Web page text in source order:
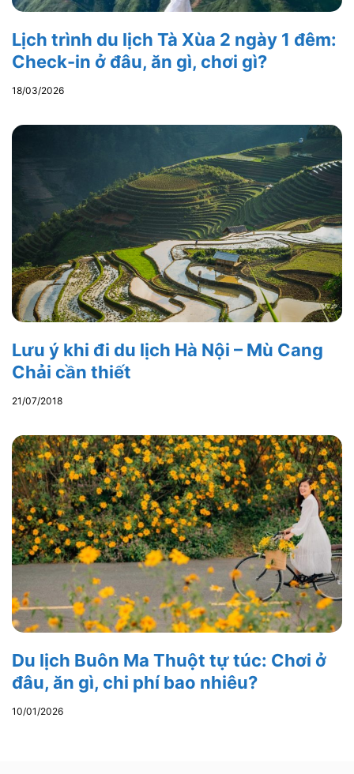
Lịch trình du lịch Tà Xùa 2 ngày 1 đêm:
Check-in ở đâu, ăn gì, chơi gì?
18/03/2026
Lưu ý khi đi du lịch Hà Nội – Mù Cang
Chải cần thiết
21/07/2018
Du lịch Buôn Ma Thuột tự túc: Chơi ở
đâu, ăn gì, chi phí bao nhiêu?
10/01/2026